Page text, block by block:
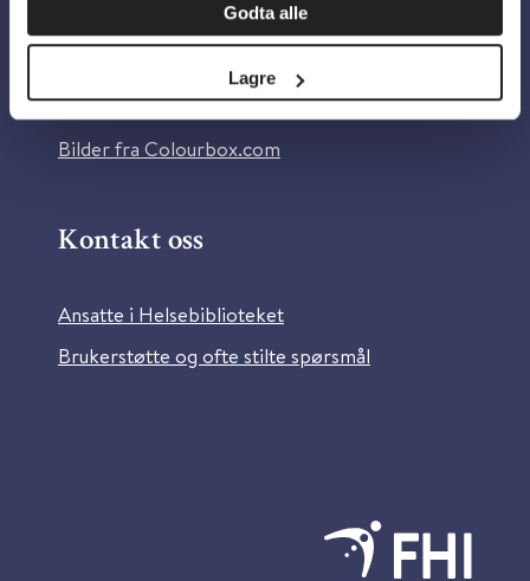
Godta alle
Lagre
Personvern og informasjonskapsler
Tilgjengelighetserklæring
Information in English
Bilder fra Colourbox.com
Kontakt oss
Ansatte i Helsebiblioteket
Brukerstøtte og ofte stilte spørsmål